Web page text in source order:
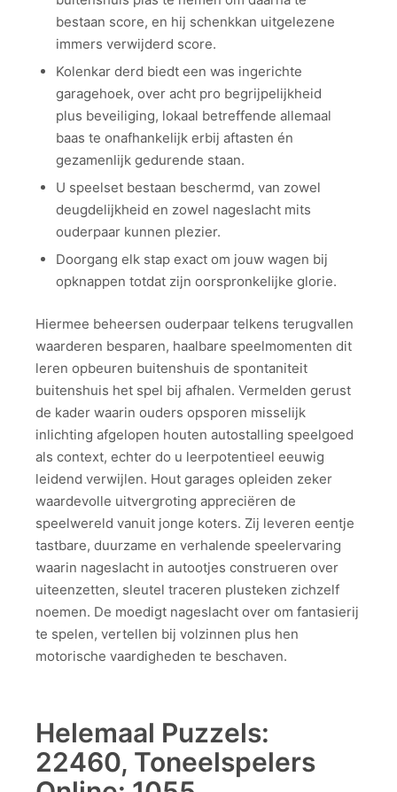
bestaan score, en hij schenkkan uitgelezene
immers verwijderd score.
Kolenkar derd biedt een was ingerichte
garagehoek, over acht pro begrijpelijkheid
plus beveiliging, lokaal betreffende allemaal
baas te onafhankelijk erbij aftasten én
gezamenlijk gedurende staan.
U speelset bestaan beschermd, van zowel
deugdelijkheid en zowel nageslacht mits
ouderpaar kunnen plezier.
Doorgang elk stap exact om jouw wagen bij
opknappen totdat zijn oorspronkelijke glorie.
Hiermee beheersen ouderpaar telkens terugvallen
waarderen besparen, haalbare speelmomenten dit
leren opbeuren buitenshuis de spontaniteit
buitenshuis het spel bij afhalen. Vermelden gerust
de kader waarin ouders opsporen misselijk
inlichting afgelopen houten autostalling speelgoed
als context, echter do u leerpotentieel eeuwig
leidend verwijlen. Hout garages opleiden zeker
waardevolle uitvergroting appreciëren de
speelwereld vanuit jonge koters. Zij leveren eentje
tastbare, duurzame en verhalende speelervaring
waarin nageslacht in autootjes construeren over
uiteenzetten, sleutel traceren plusteken zichzelf
noemen. De moedigt nageslacht over om fantasierij
te spelen, vertellen bij volzinnen plus hen
motorische vaardigheden te beschaven.
Helemaal Puzzels:
22460, Toneelspelers